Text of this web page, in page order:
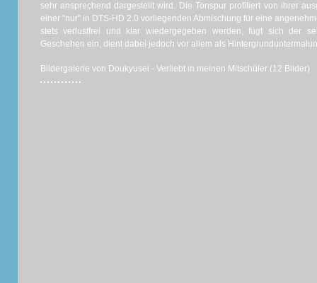
sehr ansprechend dargestellt wird. Die Tonspur profitiert von ihrer
einer "nur" in DTS-HD 2.0 vorliegenden Abmischung für eine
stets verlustfrei und klar wiedergegeben werden, fügt sich der
Geschehen ein, dient dabei jedoch vor allem als
Bildergalerie von Doukyusei - Verliebt in meinen Mitschüler (12 Bilder)